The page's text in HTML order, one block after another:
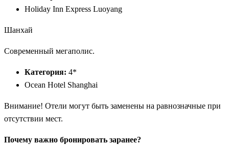
Holiday Inn Express Luoyang
Шанхай
Современный мегаполис.
Категория: 4*
Ocean Hotel Shanghai
Внимание! Отели могут быть заменены на равнозначные при
отсутствии мест.
Почему важно бронировать заранее?